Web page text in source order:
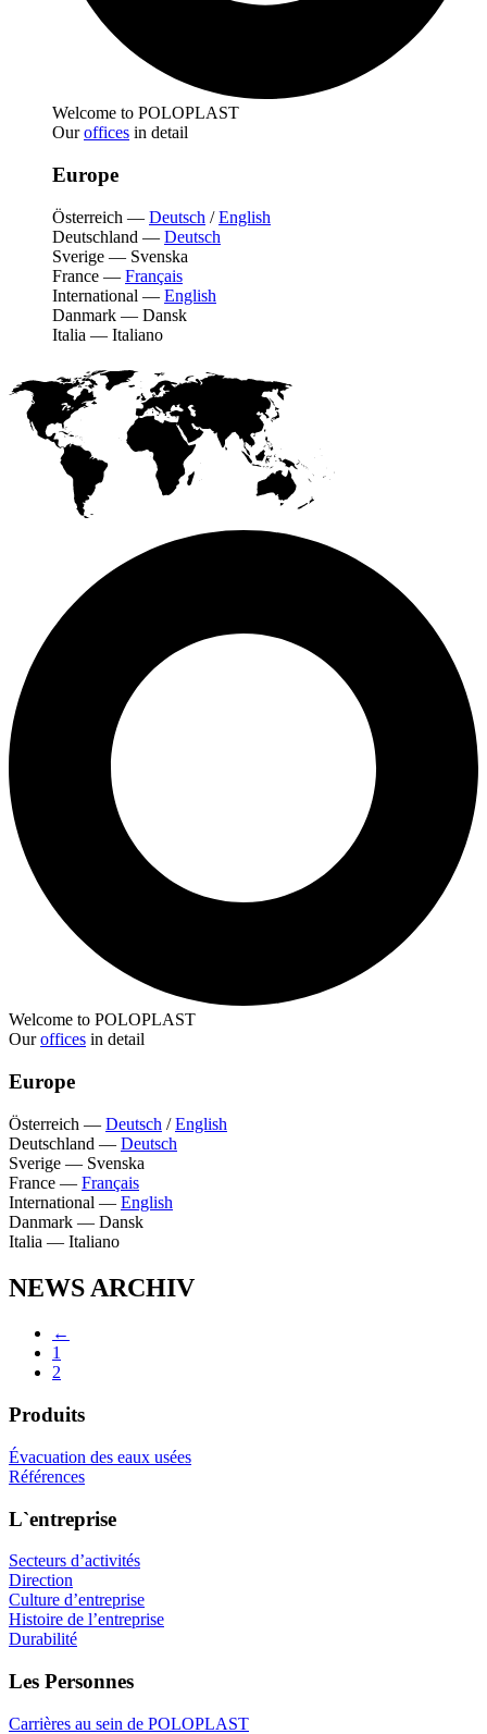
Welcome to POLOPLAST
Ouroffices in detail
Europe
Österreich — Deutsch /English
Deutschland — Deutsch
Sverige — Svenska
France — Français
International — English
Danmark — Dansk
Italia — Italiano
Welcome to POLOPLAST
Ouroffices in detail
Europe
Österreich — Deutsch /English
Deutschland — Deutsch
Sverige — Svenska
France — Français
International — English
Danmark — Dansk
Italia — Italiano
NEWS ARCHIV
←
1
2
Produits
Évacuation des eaux usées
Références
L`entreprise
Secteurs d’activités
Direction
Culture d’entreprise
Histoire de l’entreprise
Durabilité
Les Personnes
Carrières au sein de POLOPLAST